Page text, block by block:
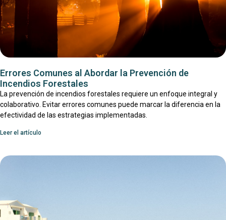
Errores Comunes al Abordar la Prevención de
Incendios Forestales
La prevención de incendios forestales requiere un enfoque integral y
colaborativo. Evitar errores comunes puede marcar la diferencia en la
efectividad de las estrategias implementadas.
Leer el artículo